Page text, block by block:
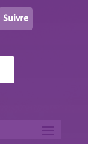
Suivre